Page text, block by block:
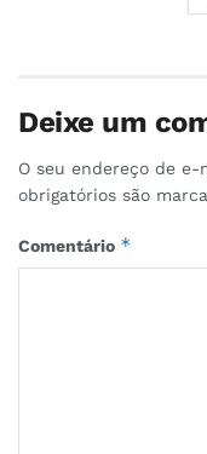
Deixe um
O seu endereço de
obrigatórios são
Comentário *